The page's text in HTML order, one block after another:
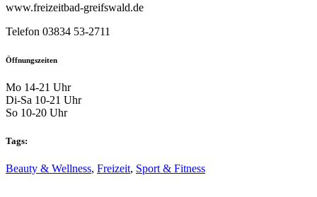
www.freizeitbad-greifswald.de
Telefon 03834 53-2711
Öffnungszeiten
Mo 14-21 Uhr
Di-Sa 10-21 Uhr
So 10-20 Uhr
Tags:
Beauty & Wellness, Freizeit, Sport & Fitness